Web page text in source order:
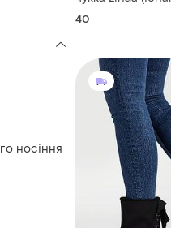
– натуральна
40
носіння